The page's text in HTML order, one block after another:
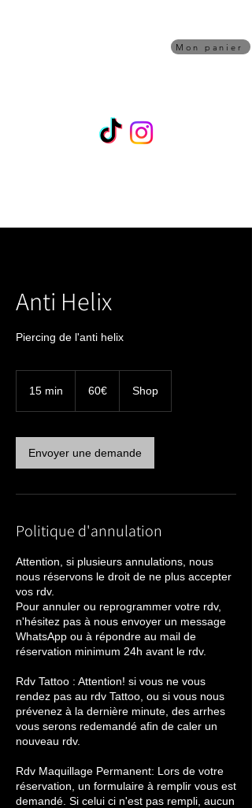
Mon panier
Anti Helix
Piercing de l'anti helix
15 min
i
n
60€ Shop
Envoyer une demande
Politique d'annulation
Attention, si plusieurs annulations, nous
nous réservons le droit de ne plus accepter
vos rdv.
Pour annuler ou reprogrammer votre rdv,
n'hésitez pas à nous envoyer un message
WhatsApp ou à répondre au mail de
réservation minimum 24h avant le rdv.
Rdv Tattoo : Attention! si vous ne vous
rendez pas au rdv Tattoo, ou si vous nous
prévenez à la dernière minute, des arrhes
vous serons redemandé afin de caler un
nouveau rdv.
Rdv Maquillage Permanent: Lors de votre
réservation, un formulaire à remplir vous est
demandé. Si celui ci n'est pas rempli, aucun